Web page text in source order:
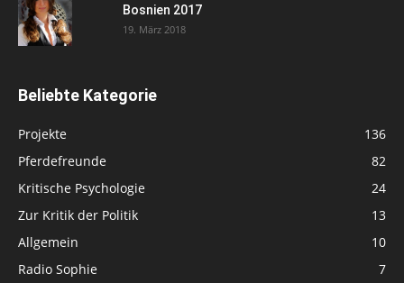
Bosnien 2017
19. März 2018
Beliebte Kategorie
Projekte
136
Pferdefreunde
82
Kritische Psychologie
24
Zur Kritik der Politik
13
Allgemein
10
Radio Sophie
7